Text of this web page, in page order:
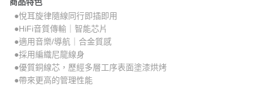
●悅耳旋律隨線同行即插即用
●HiFi音質傳輸｜智能芯片
●適用音樂/導航｜合金質感
●採用編織尼龍線身
●優質銅線芯，歷經多層工序表面塗漆烘烤
●帶來更高的管理性能